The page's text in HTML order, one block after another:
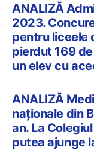
​​ANALIZĂ
2023.
pentru liceele
pierdut 169
un elev cu
ANALIZĂ
naționale din
an. La
putea ajunge